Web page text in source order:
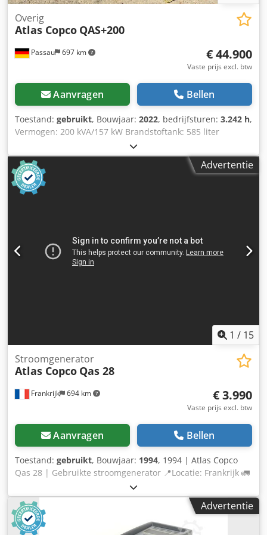
Passau 697 km
Overig
Atlas Copco QAS+200
€ 44.900
Vaste prijs excl. btw
Aanvragen Bellen
Toestand: gebruikt, Bouwjaar: 2022, bedrijfsturen: 3.242 h,
Vermogen: 200 kVA/157 kW Brandstoftank: 585 liter
Gebruiksduren: 3242 uur, bouwjaar 12/2022 Codpfx
Anszrkuae Uoha Stopcontacten: 125-63-32-16A +
aardlekschakelaar
Differentiaalstroombeveiligingsschakelaar, type B
Advertentie
1 / 15
Frankrijk 694 km
Stroomgenerator
Atlas Copco Qas 28
€ 3.990
Vaste prijs excl. btw
Aanvragen Bellen
Toestand: gebruikt, Bouwjaar: 1994, 1994 | Atlas Copco
Qas 28 | Gebruikte stroomgenerator 📍Locatie: Frankrijk 🚛
Bezorging mogelijk naar uw locatie – Gebruik onze
verzendcalculator om de transportkosten te berekenen! 💰
Direct kopen voor EUR 4000 of doe een bod. Betalen bij
levering mogelijk voor een kleine toeslag (onder
Advertentie